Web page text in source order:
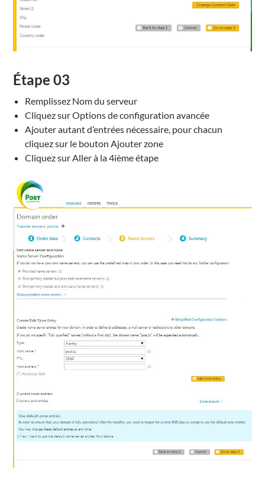
Étape 03
Remplissez Nomdu serveur
Cliquez sur Options de configuration avancée
Ajouterautant d’entrées nécessaire, pourchacun
cliquez sur le bouton Ajouterzone
Cliquez surAllerà la 4ième étape